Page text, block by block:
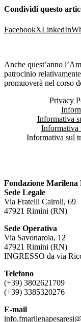
Condividi questo
FacebookXLinkedIn
Anche quest’anno
patrocinio
promuoverà nel corso
Privacy
Informativa
Informativa
Informativa sul
Fondazione Marilena
Sede Legale
Via Fratelli Cairoli, 69
47921 Rimini (RN)
Sede Operativa
Via Savonarola, 12
47921 Rimini (RN)
INGRESSO da via
Telefono
(+39) 3802621709
(+39) 3385320276
E-mail